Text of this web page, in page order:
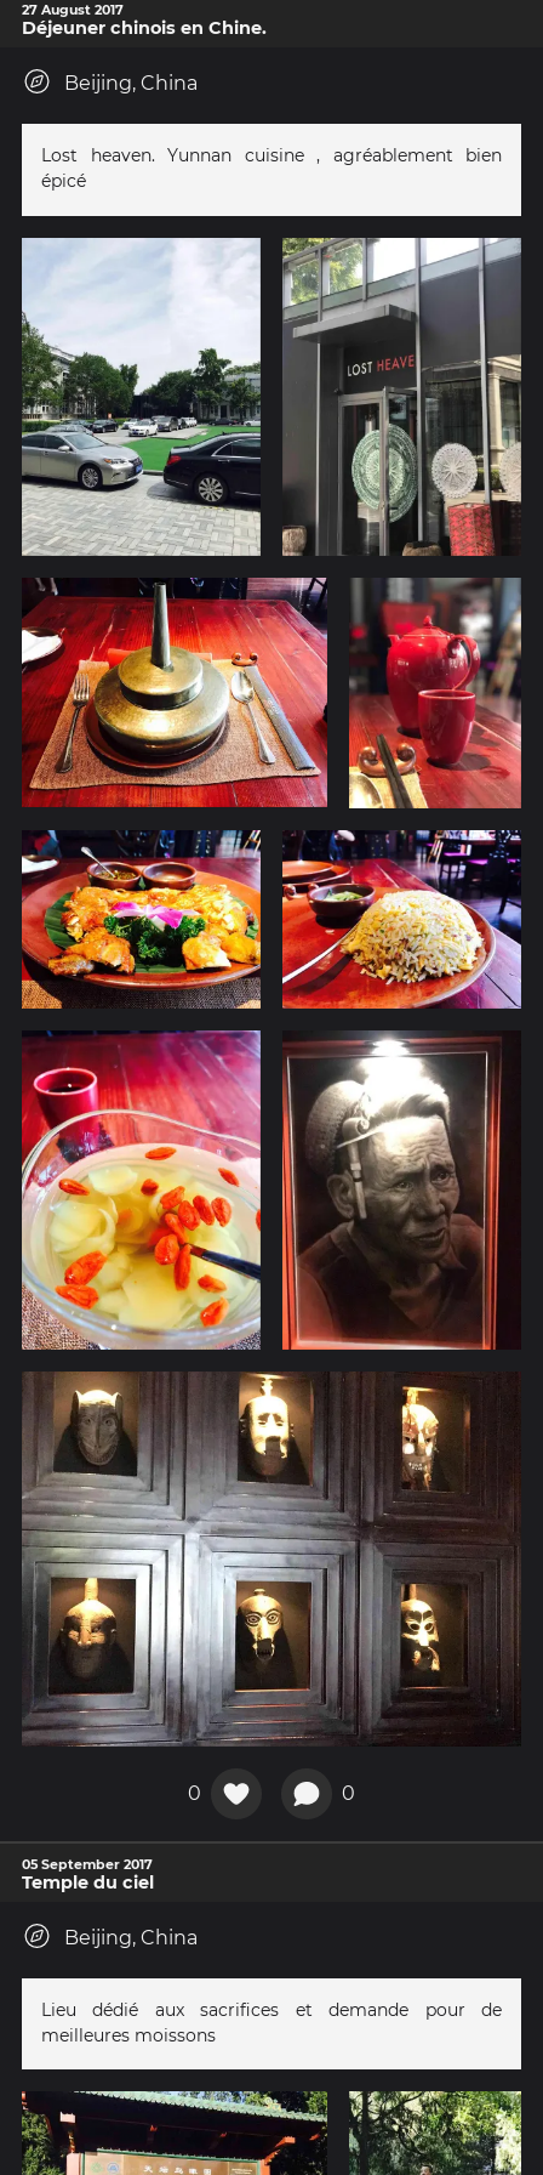
27 August 2017
Déjeuner chinois en Chine.
Beijing, China
Lost heaven. Yunnan cuisine , agréablement bien
épicé
0 0
05 September 2017
Temple du ciel
Beijing, China
Lieu dédié aux sacrifices et demande pour de
meilleures moissons